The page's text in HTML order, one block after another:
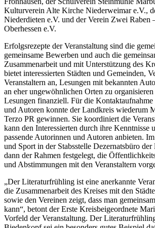
Kulturverein Alte Kirche Niederweimar e.V.,
Niederdieten e.V. und der Verein Zwei Raben
Oberhessen e.V.
Erfolgsrezepte der Veranstaltung sind die
gemeinsame Bewerben und auch die
Zusammenarbeit und mit Unterstützung des
bietet interessierten Städten und Gemeinden,
Veranstaltern an, Lesungen mit bekannten
an eher ungewöhnlichen Orten zu
Lesungen finanziell. Für die
und Autoren konnte der Landkreis wiederum
Terzo PR gewinnen. Sie koordiniert die
kann den Interessierten durch ihre Kenntnisse
passende Autorinnen und Autoren anbieten.
und Sport in der Stabsstelle Dezernatsbüro
dann der Rahmen festgelegt, die
und Abstimmungen mit den Veranstaltern
„Der Literaturfrühling ist eine anerkannte
die Zusammenarbeit des Kreises mit den
sowie den Vereinen zeigt, dass man
kann“, betont der Erste Kreisbeigeordnete
Vorfeld der Veranstaltung. Der